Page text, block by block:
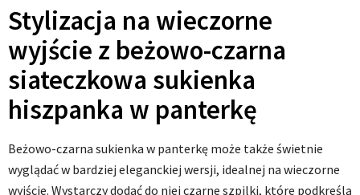
Stylizacja na wieczorne
wyjście z beżowo-czarna
siateczkowa sukienka
hiszpanka w panterkę
Beżowo-czarna sukienka w panterkę może także świetnie
wyglądać w bardziej eleganckiej wersji, idealnej na wieczorne
wyjście. Wystarczy dodać do niej czarne szpilki, które podkreślą